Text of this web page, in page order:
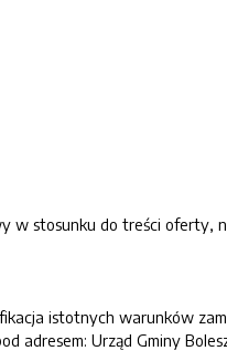
w stosunku do treści
istotnych warunków
adresem: Urząd Gminy